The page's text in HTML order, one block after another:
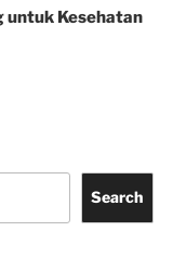
untuk Kesehatan
Search